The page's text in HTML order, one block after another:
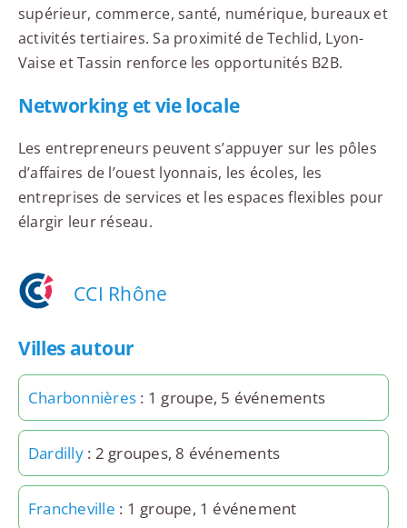
supérieur, commerce, santé, numérique, bureaux et
activités tertiaires. Sa proximité de Techlid, Lyon-
Vaise et Tassin renforce les opportunités B2B.
Networking et vie locale
Les entrepreneurs peuvent s’appuyer sur les pôles
d’affaires de l’ouest lyonnais, les écoles, les
entreprises de services et les espaces flexibles pour
élargir leur réseau.
CCI Rhône
Villes autour
Charbonnières : 1 groupe, 5 événements
Dardilly: 2 groupes, 8 événements
Francheville : 1 groupe, 1 événement